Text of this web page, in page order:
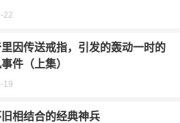
22
因传送戒指，引发的轰动一时的
件（上集）
19
相结合的经典神兵